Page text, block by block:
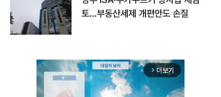
토…부동산세제 개편안도 손질
arrow_forward_ios 더보기